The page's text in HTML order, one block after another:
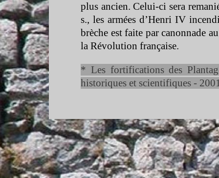
plus ancien. Celui-ci sera
s., les armées d’Henri IV
brèche est faite par canonnade
la Révolution française.
* Les fortifications des
historiques et scientifiques -